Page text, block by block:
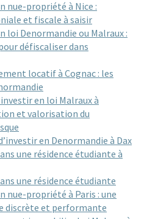
nue-propriété à Nice :
et fiscale à saisir
loi Denormandie ou Malraux :
défiscaliser dans
locatif à Cognac : les
en loi Malraux à
et valorisation du
en Denormandie à Dax
une résidence étudiante à
une résidence étudiante
nue-propriété à Paris : une
discrète et performante